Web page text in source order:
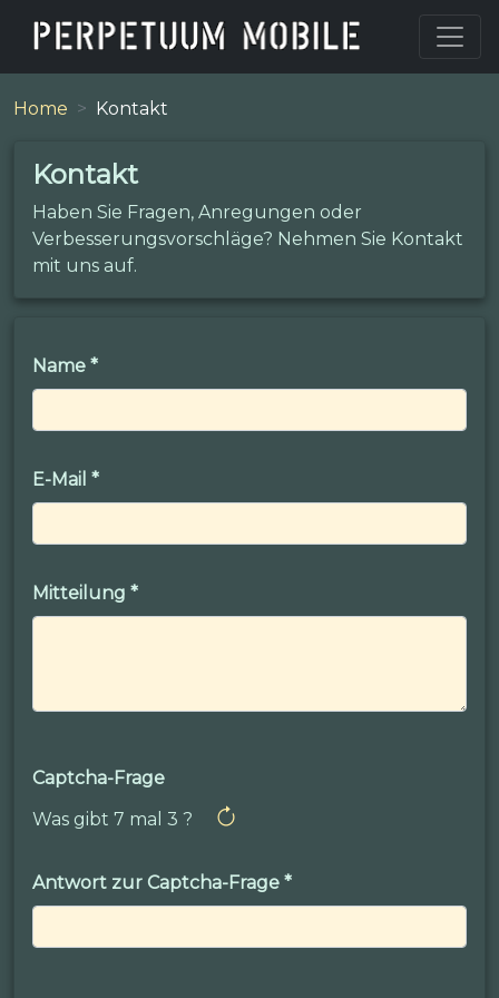
Home Kontakt
Kontakt
Haben Sie Fragen, Anregungen oder
Verbesserungsvorschläge? Nehmen Sie Kontakt
mit uns auf.
Name *
E-Mail *
Mitteilung *
Captcha-Frage
Was gibt 7 mal 3 ?
Antwort zur Captcha-Frage *